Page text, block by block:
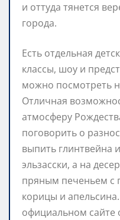
и оттуда тянется
города.
Есть отдельная
классы, шоу и
можно посмотреть
Отличная
атмосферу
поговорить о
выпить глинтвейна
эльзасски, а на
пряным печеньем
корицы и
официальном сайте